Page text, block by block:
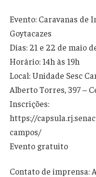
Evento: Caravanas de
Goytacazes
Dias: 21 e 22 de maio
Horário: 14h às 19h
Local: Unidade Sesc
Alberto Torres, 397 –
Inscrições:
https://
campos/
Evento gratuito
Contato de imprensa: